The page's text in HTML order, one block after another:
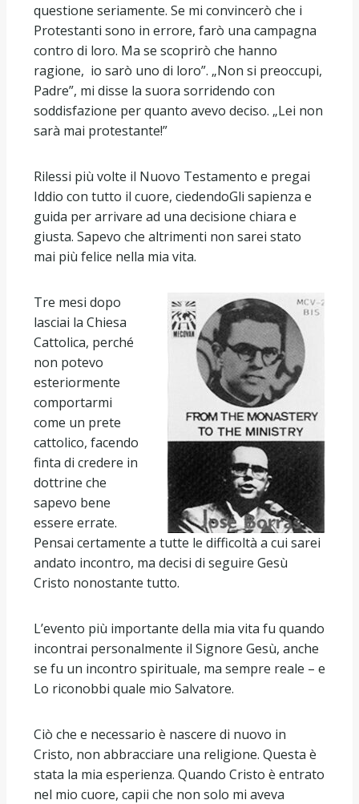
questione seriamente. Se mi convincerò che i
Protestanti sono in errore, farò una campagna
contro di loro. Ma se scoprirò che hanno
ragione, io sarò uno di loro”. „Non si preoccupi,
Padre”, mi disse la suora sorridendo con
soddisfazione per quanto avevo deciso. „Lei non
sarà mai protestante!”
Rilessi più volte il Nuovo Testamento e pregai
Iddio con tutto il cuore, ciedendoGli sapienza e
guida per arrivare ad una decisione chiara e
giusta. Sapevo che altrimenti non sarei stato
mai più felice nella mia vita.
Tre mesi dopo
lasciai la Chiesa
Cattolica, perché
non potevo
esteriormente
comportarmi
come un prete
cattolico, facendo
finta di credere in
dottrine che
sapevo bene
essere errate.
Pensai certamente a tutte le difficoltà a cui sarei
andato incontro, ma decisi di seguire Gesù
Cristo nonostante tutto.
L’evento più importante della mia vita fu quando
incontrai personalmente il Signore Gesù, anche
se fu un incontro spirituale, ma sempre reale – e
Lo riconobbi quale mio Salvatore.
Ciò che e necessario è nascere di nuovo in
Cristo, non abbracciare una religione. Questa è
stata la mia esperienza. Quando Cristo è entrato
nel mio cuore, capii che non solo mi aveva